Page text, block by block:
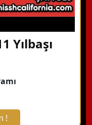
Yılbaşı
!